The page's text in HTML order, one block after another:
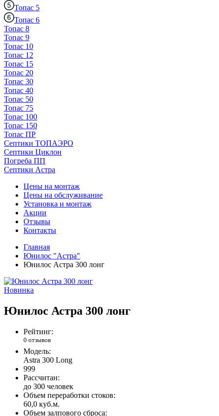
Топас 5
Топас 6
Топас 8
Топас 9
Топас 10
Топас 12
Топас 15
Топас 20
Топас 30
Топас 40
Топас 50
Топас 75
Топас 100
Топас 150
Топас ПР
Септики ТОПАЭРО
Септики Циклон
Погреба ПП
Септики Астра
Цены на монтаж
Цены на обслуживание
Установка и монтаж
Акции
Отзывы
Контакты
Главная
Юнилос "Астра"
Юнилос Астра 300 лонг
Новинка
Юнилос Астра 300 лонг
Рейтинг:
0 отзывов
Модель:
Astra 300 Long
999
Рассчитан:
до 300 человек
Объем переработки стоков:
60,0 куб.м.
Объем залпового сброса: